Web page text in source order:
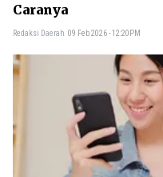
Caranya
Redaksi Daerah 09 Feb 2026 - 12:20PM